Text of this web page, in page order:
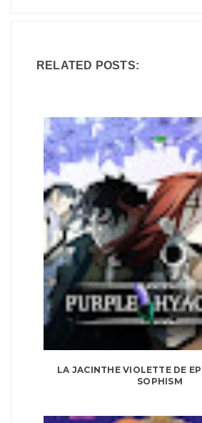
RELATED POSTS:
LA JACINTHE VIOLETTE DE
SOPHISM